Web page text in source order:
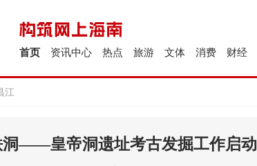
财经
消费
文体
旅游
热点
资讯中心
首页
江
洞——皇帝洞遗址考古发掘工作启动